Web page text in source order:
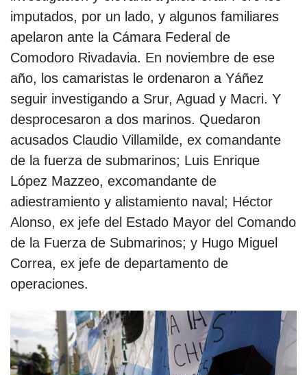
imputados, por un lado, y algunos familiares
apelaron ante la Cámara Federal de
Comodoro Rivadavia. En noviembre de ese
año, los camaristas le ordenaron a Yáñez
seguir investigando a Srur, Aguad y Macri. Y
desprocesaron a dos marinos. Quedaron
acusados Claudio Villamilde, ex comandante
de la fuerza de submarinos; Luis Enrique
López Mazzeo, excomandante de
adiestramiento y alistamiento naval; Héctor
Alonso, ex jefe del Estado Mayor del Comando
de la Fuerza de Submarinos; y Hugo Miguel
Correa, ex jefe de departamento de
operaciones.